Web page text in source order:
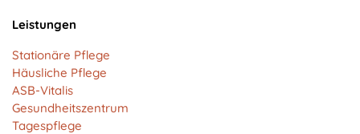
Leistungen
Stationäre Pflege
Häusliche Pflege
ASB-Vitalis
Gesundheitszentrum
Tagespflege
Matomo
Zweck:
Cookie von Matomo für Website-Analysen. Erzeugt
statistische Daten darüber, wie der Besucher die